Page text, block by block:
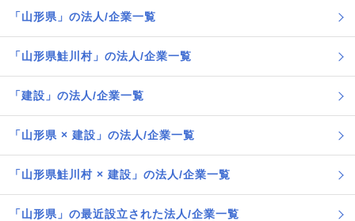
「山形県」の法人/企業一覧
「山形県鮭川村」の法人/企業一覧
「建設」の法人/企業一覧
「山形県 × 建設」の法人/企業一覧
「山形県鮭川村 × 建設」の法人/企業一覧
「山形県」の最近設立された法人/企業一覧